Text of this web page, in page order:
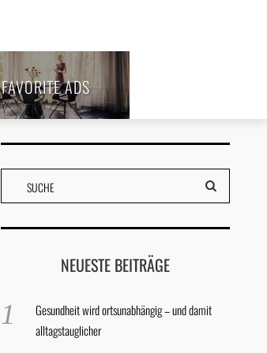
FAVORITE ADS
NEUESTE BEITRÄGE
Gesundheit wird ortsunabhängig – und damit
alltagstauglicher